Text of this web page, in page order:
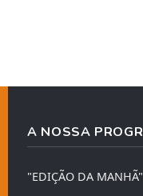
A NOSSA
"EDIÇÃO DA MANHÃ"